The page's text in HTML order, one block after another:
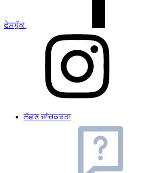
ਫੇਸਬੁੱਕ
ਲੱਛਣ ਜਾਂਚਕਰਤਾ